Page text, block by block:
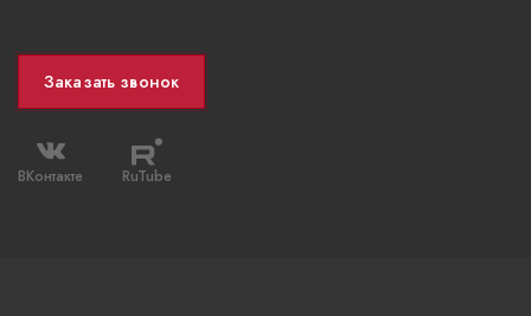
Заказать звонок
ВКонтакте RuTube